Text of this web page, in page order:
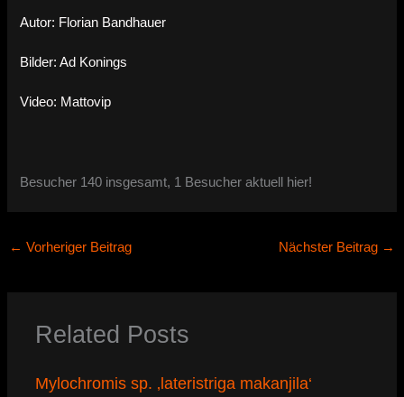
Autor: Florian Bandhauer
Bilder: Ad Konings
Video: Mattovip
Besucher 140 insgesamt, 1 Besucher aktuell hier!
← Vorheriger Beitrag Nächster Beitrag →
Related Posts
Mylochromis sp. ‚lateristriga makanjila‘